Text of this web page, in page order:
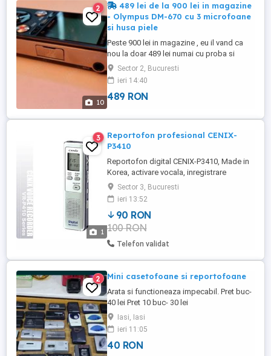
10
2
489 lei de la 900 lei in magazine
- Olympus DM-670 cu 3 microfoane
si husa piele
Peste 900 lei in magazine , eu il vand ca
nou la doar 489 lei numai cu proba si
test!!! Detalii tehnice Olympus DM670
stereo Durata de inregistrare: 64 kbps
(Mono): 262 h (MP3) 128 kbps: 131 h
(MP3) 256 kbps: 65 h 30 min (MP3) 320
h 55 min (PCM) 44.1 kHz ...
Sector 2, Bucuresti
ieri 14:40
489 RON
1
3
Reportofon profesional CENIX-
P3410
Reportofon digital CENIX-P3410, Made in
Korea, activare vocala, inregistrare
LP=2004 min.,SP=918 min.,HQ=612 min.
Sector 3, Bucuresti
ieri 13:52
90 RON
100 RON
Telefon validat
2 Mini casetofoane si reportofoane
Arata si functioneaza impecabil. Pret buc-
40 lei Pret 10 buc- 30 lei
Iasi, Iasi
ieri 11:05
40 RON